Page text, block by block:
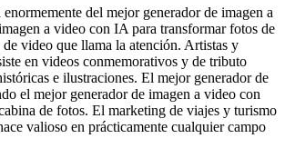
del mejor generador de imagen a
a video con IA para transformar fotos de
video que llama la atención. Artistas y
en videos conmemorativos y de tributo
e ilustraciones. El mejor generador de
el mejor generador de imagen a video con
de fotos. El marketing de viajes y turismo
valioso en prácticamente cualquier campo